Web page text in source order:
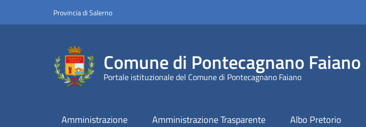
Provincia di Salerno
Comune di Pontecagnano Faiano
Portale istituzionale del Comune di Pontecagnano Faiano
Amministrazione Amministrazione Trasparente Albo Pretorio